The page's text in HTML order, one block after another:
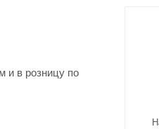
и в розницу по